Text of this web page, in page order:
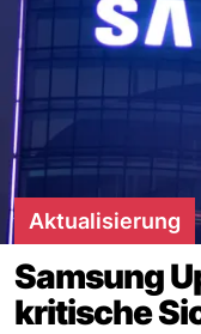
Aktualisierung
Samsung
kritische